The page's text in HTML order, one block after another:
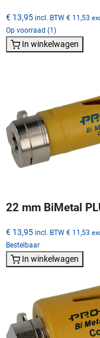
€ 13,95 incl. BTW € 11,53
Op voorraad (1)
In winkelwagen
22 mm BiMetal
€ 13,95 incl. BTW € 11,53
Bestelbaar
In winkelwagen